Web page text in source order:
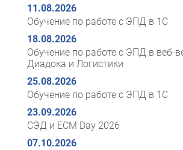
11.08.2026
Обучение по работе с ЭПД в 1С
18.08.2026
Обучение по работе с ЭПД в веб-
Диадока и Логистики
25.08.2026
Обучение по работе с ЭПД в 1С
23.09.2026
СЭД и ECM Day 2026
07.10.2026